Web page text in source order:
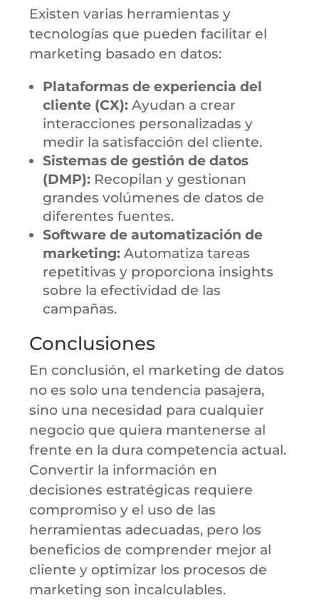
Existen varias herramientas y
tecnologías que pueden facilitar el
marketing basado en datos:
Plataformas de experiencia del
cliente (CX): Ayudan a crear
interacciones personalizadas y
medir la satisfacción del cliente.
Sistemas de gestión de datos
(DMP): Recopilan y gestionan
grandes volúmenes de datos de
diferentes fuentes.
Software de automatización de
marketing: Automatiza tareas
repetitivas y proporciona insights
sobre la efectividad de las
campañas.
Conclusiones
En conclusión, el marketing de datos
no es solo una tendencia pasajera,
sino una necesidad para cualquier
negocio que quiera mantenerse al
frente en la dura competencia actual.
Convertir la información en
decisiones estratégicas requiere
compromiso y el uso de las
herramientas adecuadas, pero los
beneficios de comprender mejor al
cliente y optimizar los procesos de
marketing son incalculables.